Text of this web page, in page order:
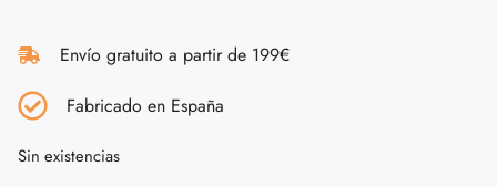
Envío gratuito a partir de 199€
Fabricado en España
Sin existencias